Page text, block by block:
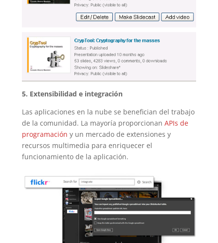
5. Extensibilidad e integración
Las aplicaciones en la nube se benefician del trabajo
de la comunidad. La mayoría proporcionan APIs de
programación y un mercado de extensiones y
recursos multimedia para enriquecer el
funcionamiento de la aplicación.